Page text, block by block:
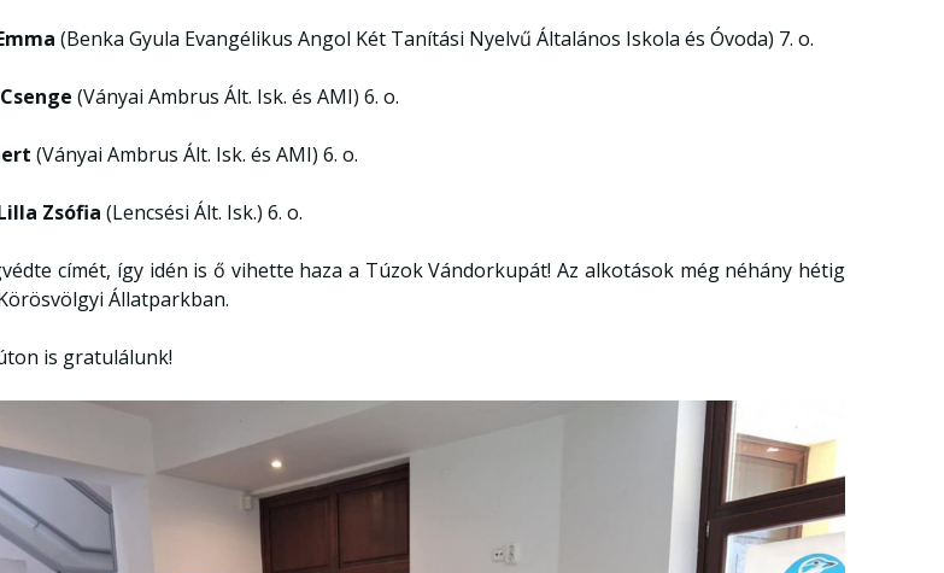
(Benka Gyula Evangélikus Angol Két Tanítási Nyelvű Általános Iskola és Óvoda) 7. o.
(Ványai Ambrus Ált. Isk. és AMI) 6. o.
(Ványai Ambrus Ált. Isk. és AMI) 6. o.
Zsófia (Lencsési Ált. Isk.) 6. o.
címét, így idén is ő vihette haza a Túzok Vándorkupát! Az alkotások még néhány hétig
Állatparkban.
is gratulálunk!